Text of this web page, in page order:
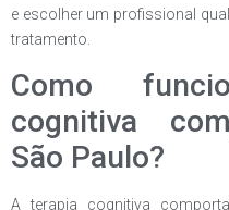
e escolher um profissional
tratamento.
Como
cognitiva
São Paulo?
A terapia cognitiva